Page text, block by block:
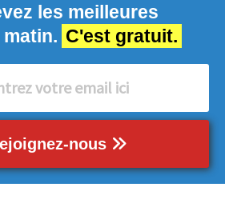
les meilleures
C'est gratuit.
nous